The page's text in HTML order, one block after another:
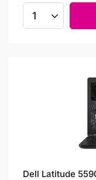
Ilość produktów
Dell Latitude